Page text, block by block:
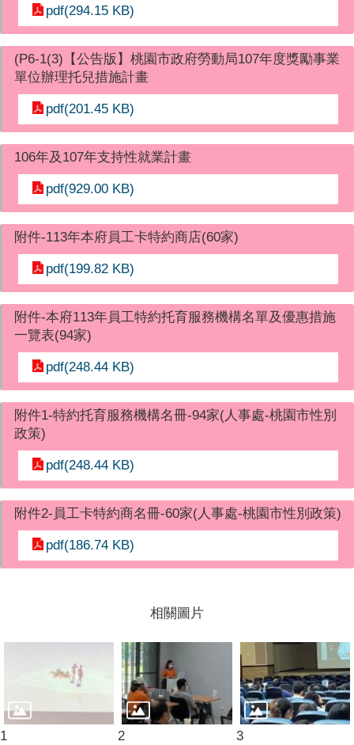
pdf(294.15 KB)
(P6-1(3)【公告版】桃園市政府勞動局107年度獎勵事業
單位辦理托兒措施計畫
pdf(201.45 KB)
106年及107年支持性就業計畫
pdf(929.00 KB)
附件-113年本府員工卡特約商店(60家)
pdf(199.82 KB)
附件-本府113年員工特約托育服務機構名單及優惠措施
一覽表(94家)
pdf(248.44 KB)
附件1-特約托育服務機構名冊-94家(人事處-桃園市性別
政策)
pdf(248.44 KB)
附件2-員工卡特約商名冊-60家(人事處-桃園市性別政策)
pdf(186.74 KB)
相關圖片
1 2 3